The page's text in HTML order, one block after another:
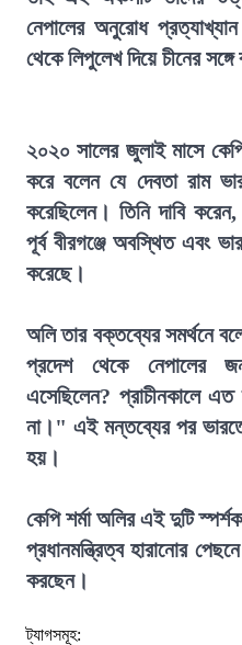
নেপালের অনুরোধ
থেকে লিপুলেখ দিয়ে চীনের
২০২০ সালের জুলাই মাসে
করে বলেন যে দেবতা রাম
করেছিলেন। তিনি দাবি
পূর্ব বীরগঞ্জে অবস্থিত এবং
করেছে।
অলি তার বক্তব্যের সমর্থনে
প্রদেশ থেকে নেপালের
এসেছিলেন? প্রাচীনকালে
না।" এই মন্তব্যের পর
হয়।
কেপি শর্মা অলির এই দুটি
প্রধানমন্ত্রিত্ব হারানোর
করছেন।
ট্যাগসমূহ: